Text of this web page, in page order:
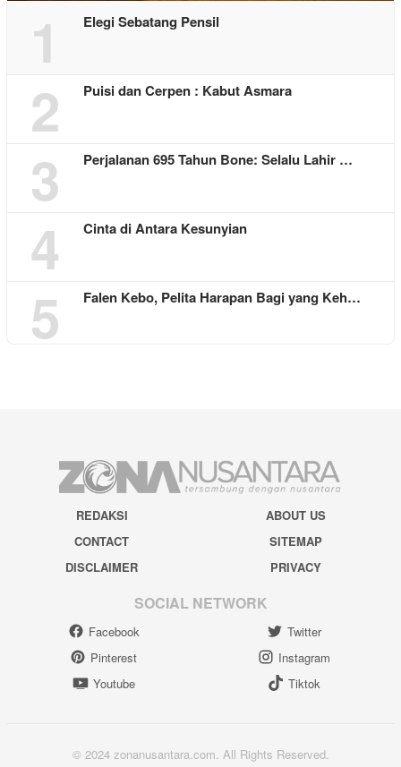
1 Elegi Sebatang Pensil
2 Puisi dan Cerpen : Kabut Asmara
3 Perjalanan 695 Tahun Bone: Selalu Lahir …
4 Cinta di Antara Kesunyian
5 Falen Kebo, Pelita Harapan Bagi yang Keh…
REDAKSI
ABOUT US
CONTACT
SITEMAP
DISCLAIMER
PRIVACY
SOCIAL NETWORK
Facebook
Twitter
Pinterest
Instagram
Youtube
Tiktok
© 2024 zonanusantara.com. All Rights Reserved.